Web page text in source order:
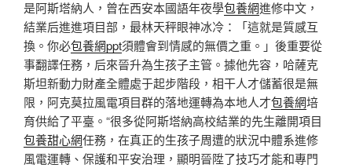
是阿斯塔納人，曾在西安本國語年夜學包養網進修中文，
結業后進進項目部，最林天秤眼神冰冷：「這就是質感互
換。你必包養網ppt須體會到情感的無價之重。」後重要從
事翻譯任務，后來晉升為生孩子主管。據他先容，哈薩克
斯坦新動力財產全體處于起步階段，相干人才儲蓄很是無
限，阿克莫拉風電項目群的落地運轉為本地人才包養網培
育供給了平臺。“很多從阿斯塔納高校結業的先生離開項目
包養甜心網任務，在真正的生孩子周遭的狀況中體系進修
風電運轉、保護和平安治理，顯明晉陞了技巧才能和專門